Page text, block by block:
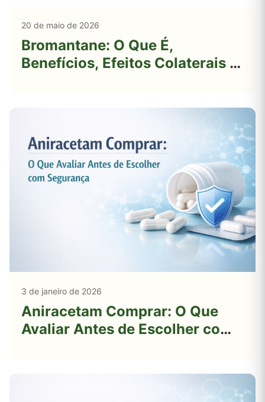
20 de maio de 2026
Bromantane: O Que É,
Benefícios, Efeitos Colaterais e
3 de janeiro de 2026
Aniracetam Comprar: O Que
Avaliar Antes de Escolher com